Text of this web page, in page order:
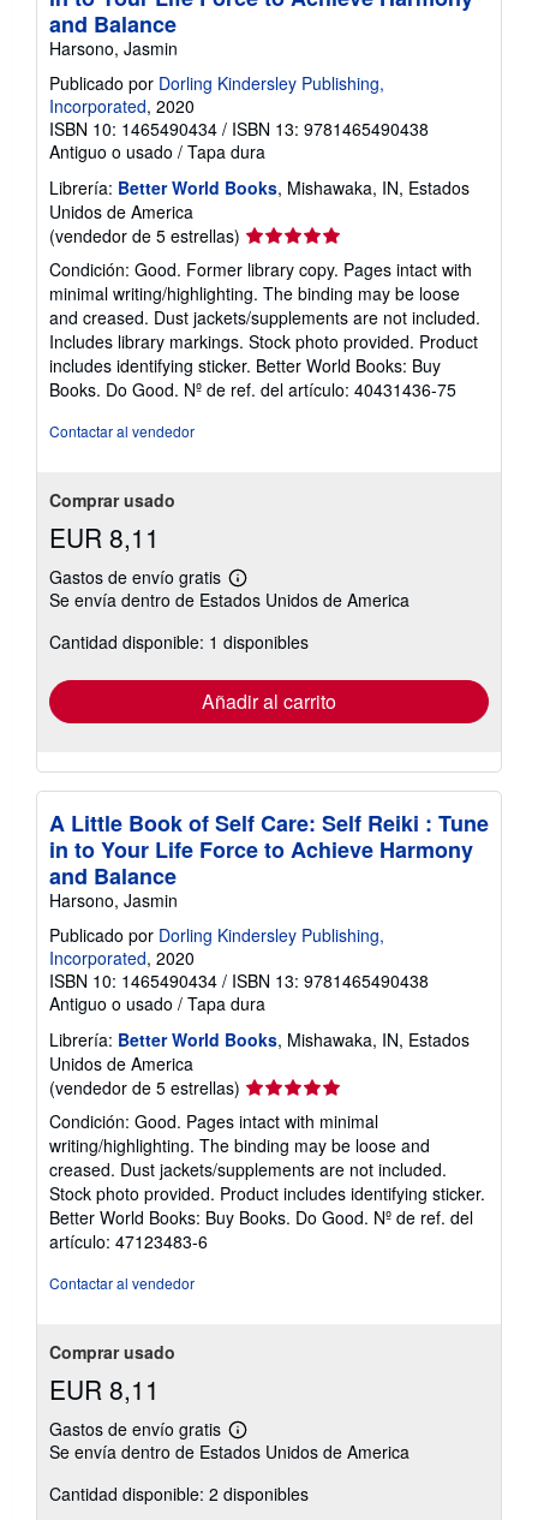
and Balance
Harsono, Jasmin
Publicado por Dorling Kindersley Publishing,
Incorporated, 2020
ISBN 10: 1465490434 / ISBN 13: 9781465490438
Antiguo o usado / Tapa dura
Librería: Better World Books, Mishawaka, IN, Estados
Unidos de America
(vendedor de 5 estrellas) Calificación
del
vendedor:
5
de
5
estrellas
Condición: Good. Former library copy. Pages intact with
minimal writing/highlighting. The binding may be loose
and creased. Dust jackets/supplements are not included.
Includes library markings. Stock photo provided. Product
includes identifying sticker. Better World Books: Buy
Books. Do Good. Nº de ref. del artículo: 40431436-75
Contactar al vendedor
Comprar usado
EUR 8,11
Gastos de envío gratis
Más
información
las
tarifas
envío
Se envía dentro de Estados Unidos de America
Cantidad disponible: 1 disponibles
Añadir al carrito
A Little Book of Self Care: Self Reiki : Tune
in to Your Life Force to Achieve Harmony
and Balance
Harsono, Jasmin
Publicado por Dorling Kindersley Publishing,
Incorporated, 2020
ISBN 10: 1465490434 / ISBN 13: 9781465490438
Antiguo o usado / Tapa dura
Librería: Better World Books, Mishawaka, IN, Estados
Unidos de America
(vendedor de 5 estrellas) Calificación
del
vendedor:
5
de
5
estrellas
Condición: Good. Pages intact with minimal
writing/highlighting. The binding may be loose and
creased. Dust jackets/supplements are not included.
Stock photo provided. Product includes identifying sticker.
Better World Books: Buy Books. Do Good. Nº de ref. del
artículo: 47123483-6
Contactar al vendedor
Comprar usado
EUR 8,11
Gastos de envío gratis
Más
información
las
tarifas
Se envía dentro de Estados Unidos de America
Cantidad disponible: 2 disponibles